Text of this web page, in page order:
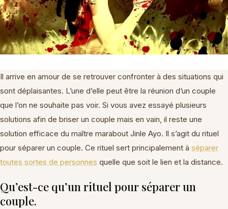
COUPLE,RITUEL DE L'ŒUF POUR SÉPARER UN COUPLE,
RITUEL DE L’ŒUF
POUR SÉPARER UN COUPLE, RITUEL DE LŒUF POUR SÉPARER UN COUPLE
,
RITUEL EFFICACE POUR SÉPARER 2 PERSONNES,RITUEL EFFICACE POUR
SEPARER 2 PERSONNES,RITUEL POUR SEPARER 2 PERSONNES,RITUEL
POUR SEPARER DEUX PERSONNES,RITUEL POUR SÉPARER UN COUPLE,
SÉPARER DEUX AMANTS ,SÉPARER UN COUPLE,SEPARER UN COUPLE AVEC
UNE PHOTO, SEPARER UN COUPLE MAGIE BLANCHE
SEPARER UN COUPLE
RAPIDEMENT
SÉPARER UN COUPLE RAPIDEMENT
SIGNE DE SORCELLERIE
POUR SEPARER UN COUPLE ,SIGNE DE SORCELLERIE POUR SÉPARER UN
COUPLE,SORCELLERIE POUR SEPARER UN COUPLE, SORCELLERIE POUR
SÉPARER UN COUPLE,TÉMOIGNAGE SORCELLERIE POUR SÉPARER COUPLE
Il arrive en amour de se retrouver confronter à des situations qui
sont déplaisantes. L’une d’elle peut être la réunion d’un couple
que l’on ne souhaite pas voir. Si vous avez essayé plusieurs
solutions afin de briser un couple mais en vain, il reste une
solution efficace du maître marabout Jinle Ayo. Il s’agit du rituel
pour séparer un couple. Ce rituel sert principalement à séparer
toutes sortes de personnes quelle que soit le lien et la distance.
Qu’est-ce qu’un rituel pour séparer un
couple.